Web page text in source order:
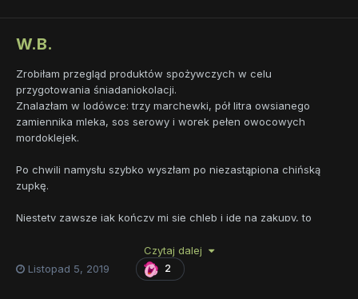
W.B.
Zrobiłam przegląd produktów spożywczych w celu
przygotowania śniadaniokolacji.
Znalazłam w lodówce: trzy marchewki, pół litra owsianego
zamiennika mleka, sos serowy i worek pełen owocowych
mordoklejek.
Po chwili namysłu szybko wyszłam po niezastąpiona chińską
zupkę.
Niestety zawsze jak kończy mi się chleb i idę na zakupy, to
oczywiście zawsze bez chleba
Czytaj dalej
Listopad 5, 2019
2